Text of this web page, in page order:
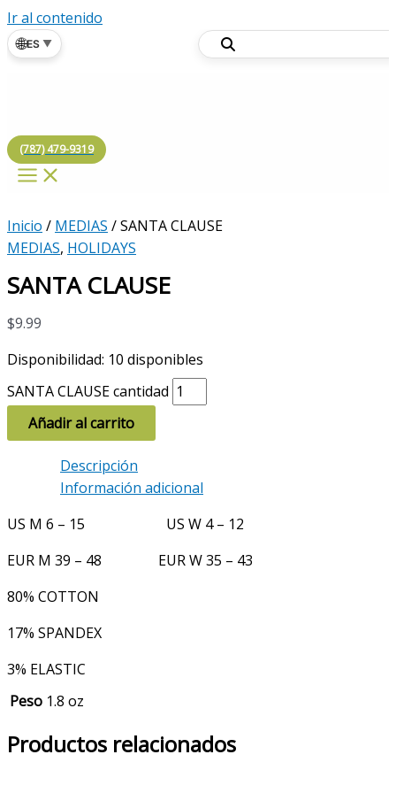
Ir al contenido
🌐ES ▼
(787) 479-9319
Inicio / MEDIAS / SANTA CLAUSE
MEDIAS, HOLIDAYS
SANTA CLAUSE
$9.99
Disponibilidad: 10 disponibles
SANTA CLAUSE cantidad
Añadir al carrito
Descripción
Información adicional
US M 6 – 15 US W 4 – 12
EUR M 39 – 48 EUR W 35 – 43
80% COTTON
17% SPANDEX
3% ELASTIC
Peso 1.8 oz
Productos relacionados